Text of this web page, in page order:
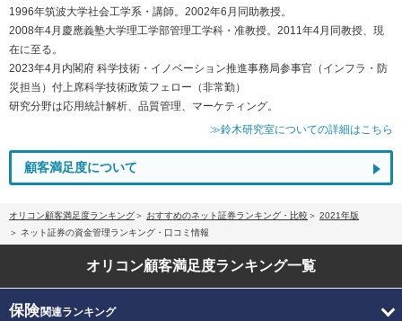
1996年筑波大学社会工学系・講師。2002年6月同助教授。
2008年4月慶應義塾大学理工学部管理工学科・准教授。2011年4月同教授、現
在に至る。
2023年4月内閣府 科学技術・イノベーション推進事務局参事官（インフラ・防
災担当）付上席科学技術政策フェロー（非常勤）
研究分野は応用統計解析、品質管理、マーケティング。
≫鈴木研究室についての詳細はこちら
顧客満足度について
オリコン顧客満足度ランキング おすすめのネット証券ランキング・比較
2021年版
ネット証券の資金管理ランキング・口コミ情報
オリコン顧客満足度ランキング一覧
保険関連ランキング